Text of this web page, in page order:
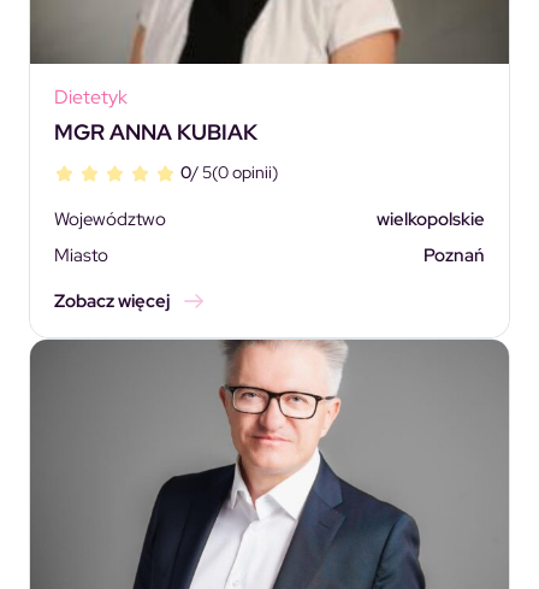
Dietetyk
MGR ANNA KUBIAK
0/ 5(0 opinii)
Województwo
wielkopolskie
Miasto
Poznań
Zobacz więcej